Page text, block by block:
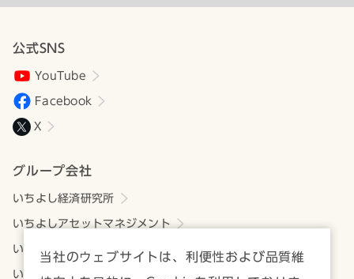
公式SNS
YouTube
Facebook
X
グループ会社
いちよし経済研究所
いちよしアセットマネジメント
いちよしビジネスサービス
いちよしIFA
当社のウェブサイトは、利便性および品質維